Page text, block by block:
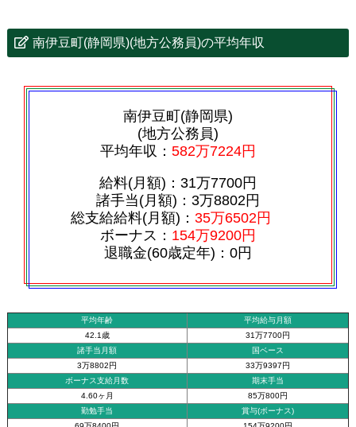
南伊豆町(静岡県)(地方公務員)の平均年収
南伊豆町(静岡県)
(地方公務員)
平均年収： 582万7224円
給料(月額)：31万7700円
諸手当(月額)：3万8802円
総支給給料(月額)： 35万6502円
ボーナス： 154万9200円
退職金(60歳定年)：0円
平均年齢
平均給与月額
42.1歳
31万7700円
諸手当月額
国ベース
3万8802円
33万9397円
ボーナス支給月数
期末手当
4.60ヶ月
85万800円
勤勉手当
賞与(ボーナス)